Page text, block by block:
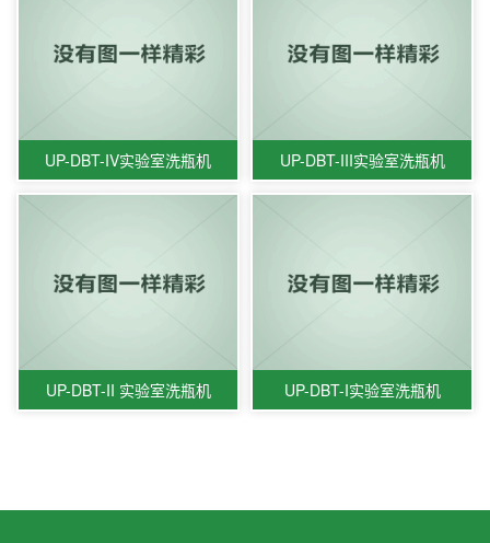
UP-DBT-IV实验室洗瓶机 UP-DBT-III实验室洗瓶机
UP-DBT-II 实验室洗瓶机 UP-DBT-I实验室洗瓶机